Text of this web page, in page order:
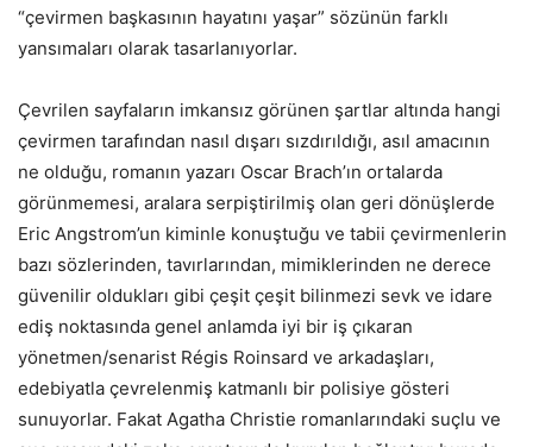
“çevirmen başkasının hayatını yaşar” sözünün farklı
yansımaları olarak tasarlanıyorlar.
Çevrilen sayfaların imkansız görünen şartlar altında hangi
çevirmen tarafından nasıl dışarı sızdırıldığı, asıl amacının
ne olduğu, romanın yazarı Oscar Brach’ın ortalarda
görünmemesi, aralara serpiştirilmiş olan geri dönüşlerde
Eric Angstrom’un kiminle konuştuğu ve tabii çevirmenlerin
bazı sözlerinden, tavırlarından, mimiklerinden ne derece
güvenilir oldukları gibi çeşit çeşit bilinmezi sevk ve idare
ediş noktasında genel anlamda iyi bir iş çıkaran
yönetmen/senarist Régis Roinsard ve arkadaşları,
edebiyatla çevrelenmiş katmanlı bir polisiye gösteri
sunuyorlar. Fakat Agatha Christie romanlarındaki suçlu ve